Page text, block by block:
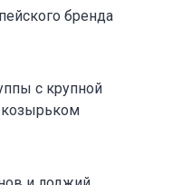
бренда
с крупной
козырьком